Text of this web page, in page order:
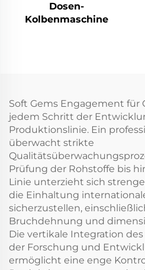
Dosen-
Kolbenmaschine
Soft Gems Engagement für
jedem Schritt der
Produktionslinie. Ein
überwacht strikte
Prüfung der Rohstoffe bis
Linie unterzieht sich
die Einhaltung
sicherzustellen,
Bruchdehnung und
Die vertikale Integration
der Forschung und
ermöglicht eine enge